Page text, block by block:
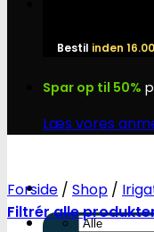
Bestil inden 16.00
Spar op til 50%
Læs vores
Forside / Shop /
Filtrér alle